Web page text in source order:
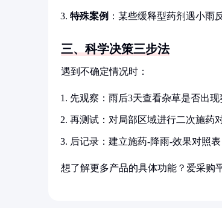
特殊案例 ：某些缓释型药剂遇小雨
三、科学决策三步法
遇到不确定情况时：
先观察：雨后3天查看杂草是否出
再测试：对局部区域进行二次施药
后记录：建立施药-降雨-效果对照
想了解更多产品的具体功能？爱采购